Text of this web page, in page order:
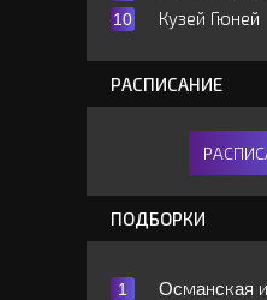
Кузей Гюней
РАСПИСАНИЕ
ПОДБОРКИ
Ocмaнcкaя